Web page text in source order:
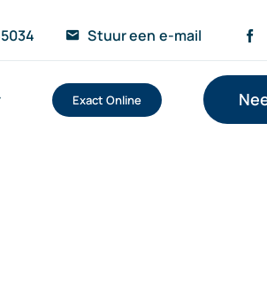
Stuur een e-mail
Exact Online